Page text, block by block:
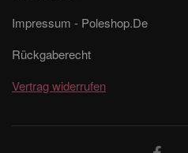
Impressum - Poleshop.De
Rückgaberecht
Vertrag widerrufen